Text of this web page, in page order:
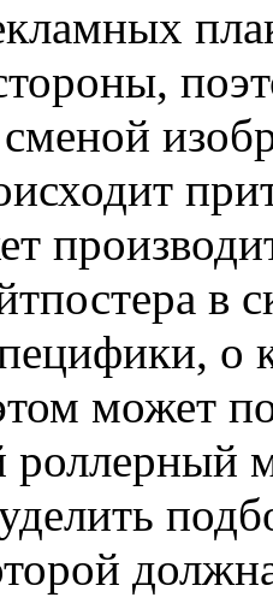
в
о
может
роллерный